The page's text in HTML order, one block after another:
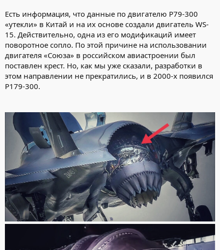
Есть информация, что данные по двигателю P79-300
«утекли» в Китай и на их основе создали двигатель WS-
15. Действительно, одна из его модификаций имеет
поворотное сопло. По этой причине на использовании
двигателя «Союза» в российском авиастроении был
поставлен крест. Но, как мы уже сказали, разработки в
этом направлении не прекратились, и в 2000-х появился
P179-300.